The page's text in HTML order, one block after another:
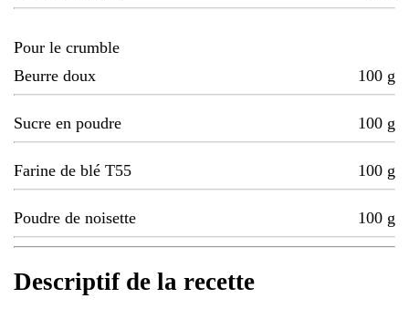
Pour le crumble
Beurre doux
100 g
Sucre en poudre 100 g
Farine de blé T55 100 g
Poudre de noisette 100 g
Descriptif de la recette